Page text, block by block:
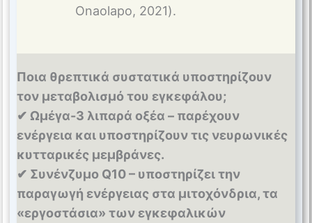
Onaolapo, 2021).
Ποια θρεπτικά συστατικά υποστηρίζουν
τον μεταβολισμό του εγκεφάλου;
✔ Ωμέγα-3 λιπαρά οξέα – παρέχουν
ενέργεια και υποστηρίζουν τις νευρωνικές
κυτταρικές μεμβράνες.
✔ Συνένζυμο Q10 – υποστηρίζει την
παραγωγή ενέργειας στα μιτοχόνδρια, τα
«εργοστάσια» των εγκεφαλικών